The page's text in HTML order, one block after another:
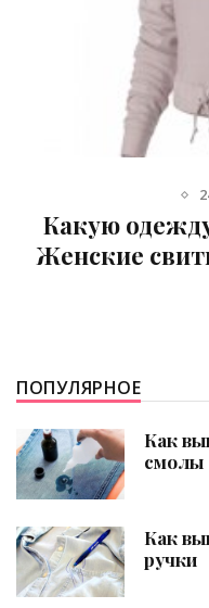
осень?
вкус
ПОПУЛЯРНОЕ
Как
смолы
Как
ручки